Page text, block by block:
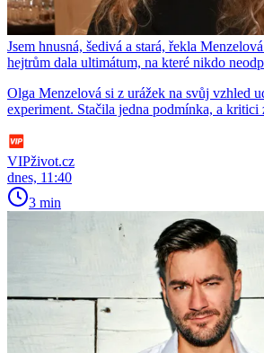
Jsem hnusná, šedivá a stará, řekla
hejtrům dala ultimátum, na které nikdo
Olga Menzelová si z urážek na svůj vzhled
experiment. Stačila jedna podmínka, a kritici
VIPživot.cz
dnes, 11:40
3 min